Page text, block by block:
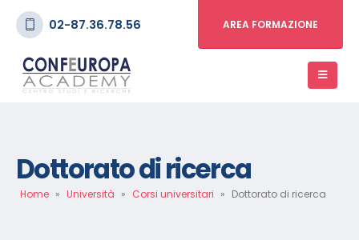
02-87.36.78.56 AREA FORMAZIONE
Dottorato di ricerca
Home » Università » Corsi universitari » Dottorato di ricerca